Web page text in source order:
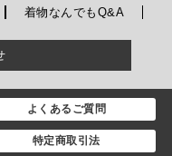
着物なんでもQ&A
よくあるご質問
特定商取引法